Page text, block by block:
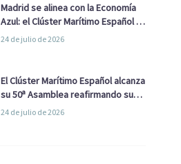
Madrid se alinea con la Economía
Azul: el Clúster Marítimo Español y
la Real Liga Naval avanzan alianzas
24 de julio de 2026
El Clúster Marítimo Español alcanza
su 50ª Asamblea reafirmando su
liderazgo en la Economía Azul
24 de julio de 2026